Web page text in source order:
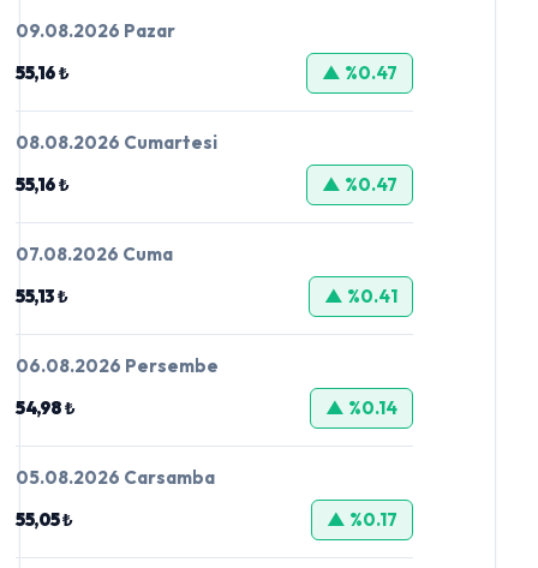
09.08.2026 Pazar
55,16 ₺
▲ %0.47
08.08.2026 Cumartesi
55,16 ₺
▲ %0.47
07.08.2026 Cuma
55,13 ₺
▲ %0.41
06.08.2026 Persembe
54,98 ₺
▲ %0.14
05.08.2026 Carsamba
55,05 ₺
▲ %0.17